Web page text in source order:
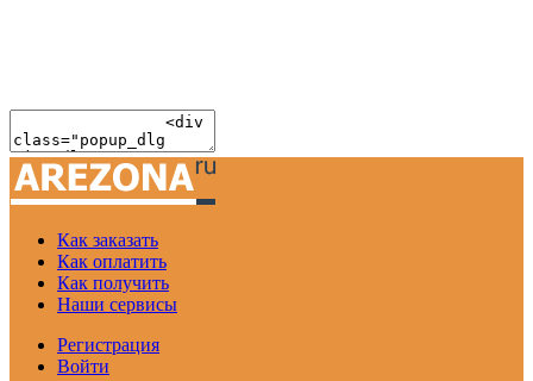
Как заказать
Как оплатить
Как получить
Наши сервисы
Регистрация
Войти